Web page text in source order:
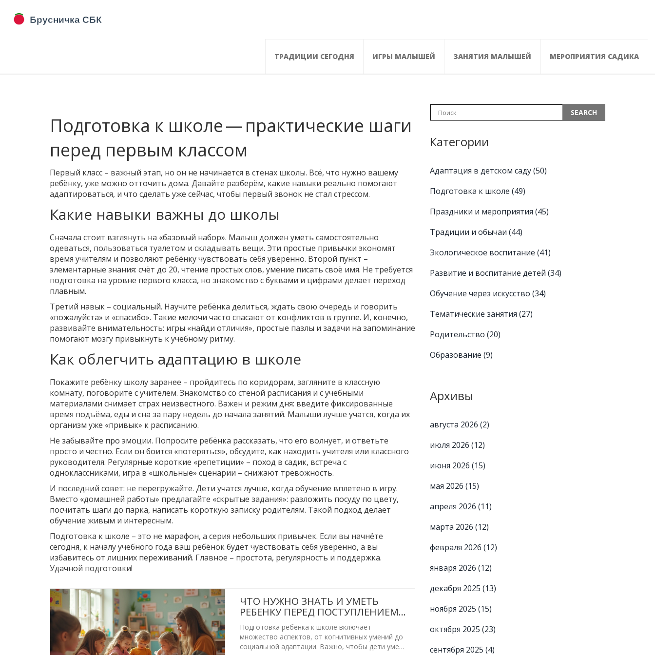
ТРАДИЦИИ СЕГОДНЯ ИГРЫ МАЛЫШЕЙ ЗАНЯТИЯ МАЛЫШЕЙ МЕРОПРИЯТИЯ САДИКА
Подготовка к школе — практические шаги
перед первым классом
Первый класс – важный этап, но он не начинается в стенах школы. Всё, что нужно вашему
ребёнку, уже можно отточить дома. Давайте разберём, какие навыки реально помогают
адаптироваться, и что сделать уже сейчас, чтобы первый звонок не стал стрессом.
Какие навыки важны до школы
Сначала стоит взглянуть на «базовый набор». Малыш должен уметь самостоятельно
одеваться, пользоваться туалетом и складывать вещи. Эти простые привычки экономят
время учителям и позволяют ребёнку чувствовать себя уверенно. Второй пункт –
элементарные знания: счёт до 20, чтение простых слов, умение писать своё имя. Не требуется
подготовка на уровне первого класса, но знакомство с буквами и цифрами делает переход
плавным.
Третий навык – социальный. Научите ребёнка делиться, ждать свою очередь и говорить
«пожалуйста» и «спасибо». Такие мелочи часто спасают от конфликтов в группе. И, конечно,
развивайте внимательность: игры «найди отличия», простые пазлы и задачи на запоминание
помогают мозгу привыкнуть к учебному ритму.
Как облегчить адаптацию в школе
Покажите ребёнку школу заранее – пройдитесь по коридорам, загляните в классную
комнату, поговорите с учителем. Знакомство со стеной расписания и с учебными
материалами снимает страх неизвестного. Важен и режим дня: введите фиксированные
время подъёма, еды и сна за пару недель до начала занятий. Малыши лучше учатся, когда их
организм уже «привык» к расписанию.
Не забывайте про эмоции. Попросите ребёнка рассказать, что его волнует, и ответьте
просто и честно. Если он боится «потеряться», обсудите, как находить учителя или классного
руководителя. Регулярные короткие «репетиции» – поход в садик, встреча с
одноклассниками, игра в «школьные» сценарии – снижают тревожность.
И последний совет: не перегружайте. Дети учатся лучше, когда обучение вплетено в игру.
Вместо «домашней работы» предлагайте «скрытые задания»: разложить посуду по цвету,
посчитать шаги до парка, написать короткую записку родителям. Такой подход делает
обучение живым и интересным.
Подготовка к школе – это не марафон, а серия небольших привычек. Если вы начнёте
сегодня, к началу учебного года ваш ребёнок будет чувствовать себя уверенно, а вы
избавитесь от лишних переживаний. Главное – простота, регулярность и поддержка.
Удачной подготовки!
ЧТО НУЖНО ЗНАТЬ И УМЕТЬ
РЕБЕНКУ ПЕРЕД ПОСТУПЛЕНИЕМ В
ШКОЛУ
Подготовка ребенка к школе включает
множество аспектов, от когнитивных умений до
социальной адаптации. Важно, чтобы дети умели
Категории
Адаптация в детском саду(50)
Подготовка к школе (49)
Праздники и мероприятия (45)
Традиции и обычаи (44)
Экологическое воспитание (41)
Развитие и воспитание детей (34)
Обучение через искусство (34)
Тематические занятия (27)
Родительство (20)
Образование (9)
Архивы
августа 2026 (2)
июля 2026 (12)
июня 2026 (15)
мая 2026 (15)
апреля 2026 (11)
марта 2026 (12)
февраля 2026 (12)
января 2026 (12)
декабря 2025 (13)
ноября 2025 (15)
октября 2025 (23)
сентября 2025 (4)